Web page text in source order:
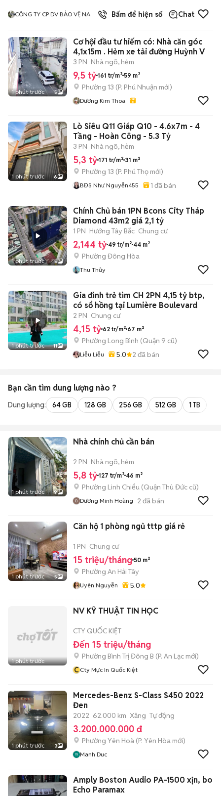
CÔNG TY CP DV BẢO VỆ NAM
3đã bán
Bấm để hiện số Chat
1 phút trước 5
Cơ hội đầu tư hiếm có: Nhà căn góc
4,1x15m . Hẻm xe tải đường Huỳnh V
3 PN Nhà ngõ, hẻm
9,5 tỷ 161 tr/m² 59 m²
Phường 13 (P. Phú Nhuận mới)
Dương Kim Thoa
1 phút trước 6
Lò Siêu Q11 Giáp Q10 - 4.6x7m - 4
Tầng - Hoàn Công - 5.3 Tỷ
3 PN Nhà ngõ, hẻm
5,3 tỷ 171 tr/m² 31 m²
Phường 13 (P. Phú Thọ mới)
BĐS Như Nguyễn455 1 đã bán
1 phút trước 5
Chính Chủ bán 1PN Bcons City Tháp
Diamond 43m2 giá 2,1 tỷ
1 PN Hướng Tây Bắc Chung cư
2,144 tỷ 49 tr/m² 44 m²
Phường Đông Hòa
Thu Thủy
1 phút trước 11
Gia đình trẻ tìm CH 2PN 4,15 tỷ btp,
có sổ hồng tại Lumière Boulevard
2 PN Chung cư
4,15 tỷ 62 tr/m² 67 m²
Phường Long Bình (Quận 9 cũ)
Liễu Liễu 5.0 2 đã bán
Bạn cần tìm dung lượng nào ?
Dung lượng: 64 GB 128 GB 256 GB 512 GB 1 TB
1 phút trước 9
Nhà chính chủ cần bán
2 PN Nhà ngõ, hẻm
5,8 tỷ 127 tr/m² 46 m²
Phường Linh Chiểu (Quận Thủ Đức cũ)
Dương Minh Hoàng 2 đã bán
1 phút trước 5
Căn hộ 1 phòng ngủ tttp giá rẻ
1 PN Chung cư
15 triệu/tháng 50 m²
Phường An Hải Tây
Uyên Nguyễn 5.0
1 phút trước
NV KỸ THUẬT TIN HỌC
CTY QUỐC KIỆT
Đến 15 triệu/tháng
Phường Bình Trị Đông B (P. An Lạc mới)
CCty Mực In Quốc Kiệt
1 phút trước 3
Mercedes-Benz S-Class S450 2022
Đen
2022 62.000 km Xăng Tự động
3.200.000.000 đ
Phường Yên Hoà (P. Yên Hòa mới)
Manh Duc
Amply Boston Audio PA-1500 xịn, bo
Echo Paramax